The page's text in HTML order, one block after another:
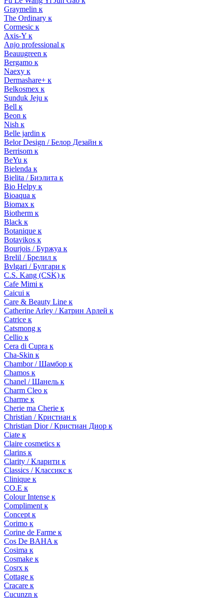
Graymelin к
The Ordinary к
Cormesic к
Axis-Y к
Anjo professional к
Beauugreen к
Bergamo к
Naexy к
Dermashare+ к
Belkosmex к
Sunduk Jeju к
Bell к
Beon к
Nish к
Belle jardin к
Belor Design / Белор Дезайн к
Berrisom к
BeYu к
Bielenda к
Bielita / Биэлита к
Bio Helpy к
Bioaqua к
Biomax к
Biotherm к
Black к
Botanique к
Botavikos к
Bourjois / Буржуа к
Brelil / Брелил к
Bvlgari / Булгари к
C.S. Kang (CSK) к
Cafe Mimi к
Caicui к
Care & Beauty Line к
Catherine Arley / Катрин Арлей к
Catrice к
Catsmong к
Cellio к
Cera di Cupra к
Cha-Skin к
Chambor / Шамбор к
Chamos к
Chanel / Шанель к
Charm Cleo к
Charme к
Cherie ma Cherie к
Christian / Кристиан к
Christian Dior / Кристиан Диор к
Ciate к
Claire cosmetics к
Clarins к
Clarity / Кларити к
Classics / Классикс к
Clinique к
CO.E к
Colour Intense к
Compliment к
Concept к
Corimo к
Corine de Farme к
Cos De BAHA к
Cosima к
Cosmake к
Cosrx к
Cottage к
Cracare к
Cucunzn к